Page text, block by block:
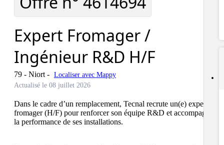
Expert Fromager /
Ingénieur R&D H/F
79 - Niort - Localiser avec Mappy
Actualisé le 08 juillet 2026
Dans le cadre d’un remplacement, Tecnal recrute un(e) expert
fromager (H/F) pour renforcer son équipe R&D et accompagner
la performance de ses installations.